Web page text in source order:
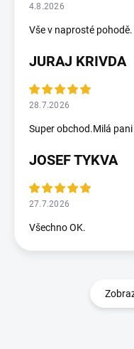
4.8.2026
Vše v naprosté
JURAJ KRIVDA
28.7.2026
Super obchod.Milá
JOSEF TYKVA
27.7.2026
Všechno OK.